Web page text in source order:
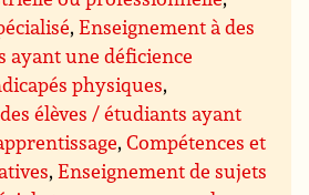
,Enseignement à des
ayant une déficience
physiques,
élèves / étudiants ayant
,Compétences et
,Enseignement de sujets